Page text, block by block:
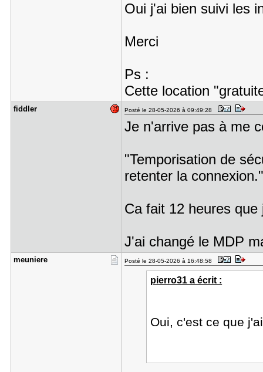
Oui j'ai bien suivi les
Merci
Ps :
Cette location
fiddler Posté le 28-05-2026 à 09:49:28
Je n'arrive pas à me
"Temporisation de
retenter la connexion."
Ca fait 12 heures
J'ai changé le MDP
meuniere Posté le 28-05-2026 à 16:48:58
pierro31 a écrit :
Oui, c'est ce que